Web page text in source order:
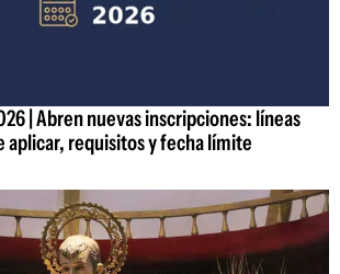
| Abren nuevas inscripciones: líneas
aplicar, requisitos y fecha límite